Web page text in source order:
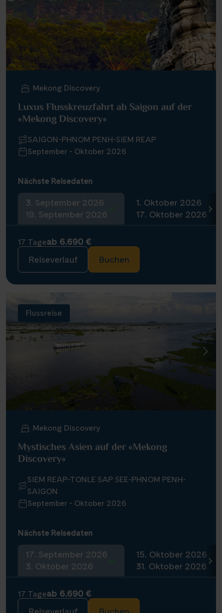
Mekong Discovery
Luxus Flusskreuzfahrt ab Saigon auf der
«Mekong Discovery»
SAIGON-PHNOM PENH-SIEM REAP
September - Oktober 2026
Nächste Reisedaten
3. September 2026
19. September 2026
1. Oktober 2026
17. Oktober 2026
17 Tageab 6.690 €
Reiseverlauf
Buchen
Flussreise
Mekong Discovery
Mystisches Asien auf der «Mekong
Discovery»
SIEM REAP-TONLE SAP SEE-PHNOM PENH-
SAIGON
September - Oktober 2026
Nächste Reisedaten
17. September 2026
3. Oktober 2026
15. Oktober 2026
31. Oktober 2026
17 Tageab 6.690 €